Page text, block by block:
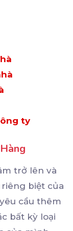
ty
trở lên và
biệt của
cầu thêm
bất kỳ loại